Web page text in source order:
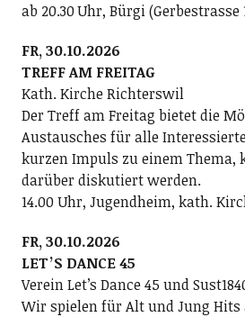
ab 20.30 Uhr, Bürgi
FR, 30.10.2026
TREFF AM FREITAG
Kath. Kirche Richterswil
Der Treff am Freitag bietet die
Austausches für alle
kurzen Impuls zu einem Thema,
darüber diskutiert werden.
14.00 Uhr, Jugendheim, kath.
FR, 30.10.2026
LETʼS DANCE 45
Verein Letʼs Dance 45 und
Wir spielen für Alt und Jung Hits